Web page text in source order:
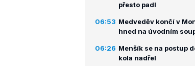
přesto padl
06:53 Medveděv končí v
hned na úvodním
06:26 Menšík se na postup
kola nadřel